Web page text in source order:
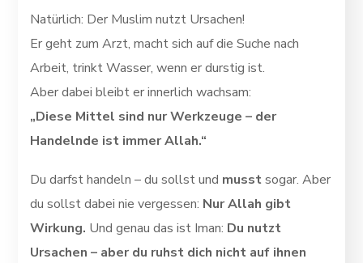
Natürlich: Der Muslim nutzt Ursachen!
Er geht zum Arzt, macht sich auf die Suche nach
Arbeit, trinkt Wasser, wenn er durstig ist.
Aber dabei bleibt er innerlich wachsam:
„Diese Mittel sind nur Werkzeuge – der
Handelnde ist immer Allah.“
Du darfst handeln – du sollst und musstsogar. Aber
du sollst dabei nie vergessen: Nur Allah gibt
Wirkung. Und genau das ist Iman: Du nutzt
Ursachen – aber du ruhst dich nicht auf ihnen